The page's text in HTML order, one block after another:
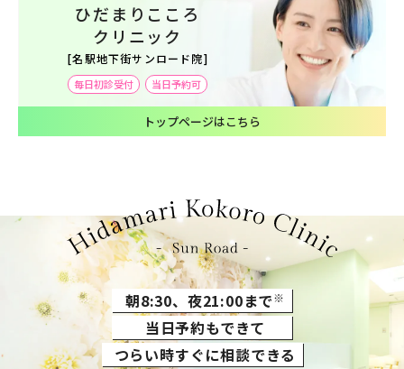
ひだまりこころ
クリニック
[名駅地下街サンロード院]
毎日初診受付 当日予約可
トップページはこちら
朝8:30、夜21:00まで※
当日予約もできて
つらい時すぐに相談できる